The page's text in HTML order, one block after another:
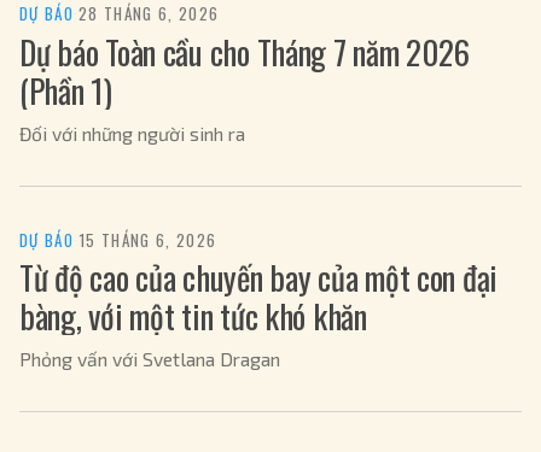
DỰ BÁO ·28 THÁNG 6, 2026
Dự báo Toàn cầu cho Tháng 7 năm 2026
(Phần 1)
Đối với những người sinh ra
DỰ BÁO 15 THÁNG 6, 2026
Từ độ cao của chuyến bay của một con đại
bàng, với một tin tức khó khăn
Phỏng vấn với Svetlana Dragan